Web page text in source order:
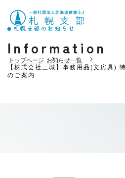
札幌支部のお知らせ
Information
トップページ お知らせ一覧
【株式会社三城】事務用品(文房具)
のご案内